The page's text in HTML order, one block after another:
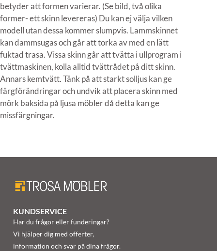
betyder att formen varierar. (Se bild, två olika
former- ett skinn levereras) Du kan ej välja vilken
modell utan dessa kommer slumpvis. Lammskinnet
kan dammsugas och går att torka av med en lätt
fuktad trasa. Vissa skinn går att tvätta i ullprogram i
tvättmaskinen, kolla alltid tvättrådet på ditt skinn.
Annars kemtvätt. Tänk på att starkt solljus kan ge
färgförändringar och undvik att placera skinn med
mörk baksida på ljusa möbler då detta kan ge
missfärgningar.
KUNDSERVICE
Har du frågor eller funderingar?
Vi hjälper dig med offerter,
information och svar på dina frågor.